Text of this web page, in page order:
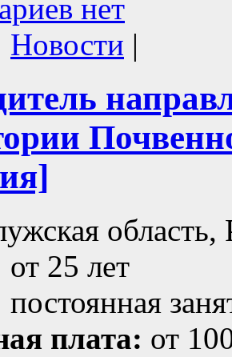
нет
Новости |
область,
от 25 лет
постоянная
плата: от